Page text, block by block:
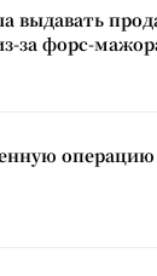
выдавать
за форс-
операцию